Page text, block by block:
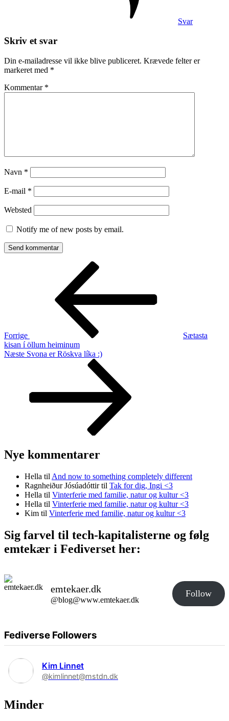
Svar
Skriv et svar
Din e-mailadresse vil ikke blive publiceret. Krævede felter er
markeret med *
Kommentar *
Navn *
E-mail *
Websted
Notify me of new posts by email.
Indlægsnavigation
Forrige
Sætasta
kisan í öllum heiminum
Næste
Næste Svona er Röskva líka :)
Nye kommentarer
Hella til And now to something completely different
Ragnheiður Jósúadóttirtil Tak for dig, Ingi <3
Hella til Vinterferie med familie, natur og kultur <3
Hella til Vinterferie med familie, natur og kultur <3
Kim til Vinterferie med familie, natur og kultur <3
Sig farvel til tech-kapitalisterne og følg
emtekær i Fediverset her:
emtekaer.dk
@blog@www.emtekaer.dk
Follow
Fediverse Followers
Kim Linnet
@kimlinnet@mstdn.dk
Minder